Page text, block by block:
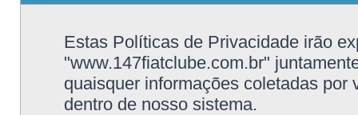
Estas Políticas de Privacidade irão
"www.147fiatclube.com.br"
quaisquer informações coletadas
dentro de nosso sistema.